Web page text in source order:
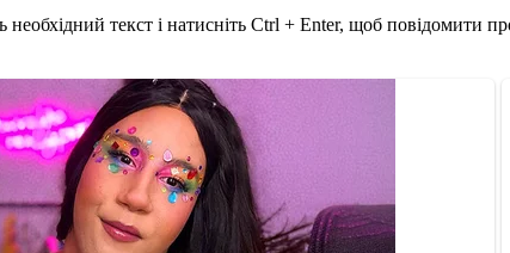
текст і натисніть Ctrl + Enter, щоб повідомити